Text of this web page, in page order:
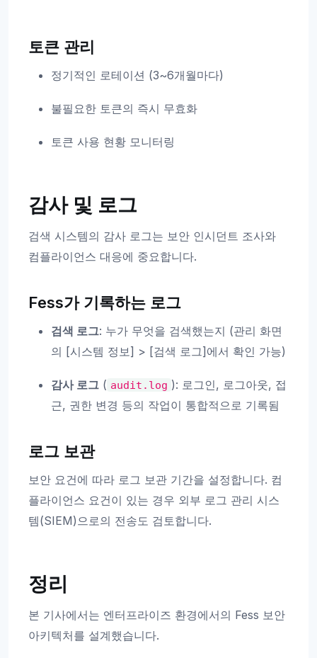
토큰 관리
정기적인 로테이션 (3~6개월마다)
불필요한 토큰의 즉시 무효화
토큰 사용 현황 모니터링
감사 및 로그
검색 시스템의 감사 로그는 보안 인시던트 조사와
컴플라이언스 대응에 중요합니다.
Fess가 기록하는 로그
검색 로그: 누가 무엇을 검색했는지 (관리 화면
의 [시스템 정보] > [검색 로그]에서 확인 가능)
감사 로그 ( audit.log ): 로그인, 로그아웃, 접
근, 권한 변경 등의 작업이 통합적으로 기록됨
로그 보관
보안 요건에 따라 로그 보관 기간을 설정합니다. 컴
플라이언스 요건이 있는 경우 외부 로그 관리 시스
템(SIEM)으로의 전송도 검토합니다.
정리
본 기사에서는 엔터프라이즈 환경에서의 Fess 보안
아키텍처를 설계했습니다.